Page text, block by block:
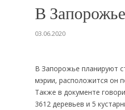
В
03.06.2020
В Запорожье планируют
мэрии, расположится он
Также в документе
3612 деревьев и 5